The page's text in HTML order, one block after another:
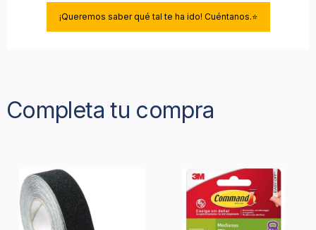
¡Queremos saber qué tal te ha ido! Cuéntanos.⭐
Completa tu compra